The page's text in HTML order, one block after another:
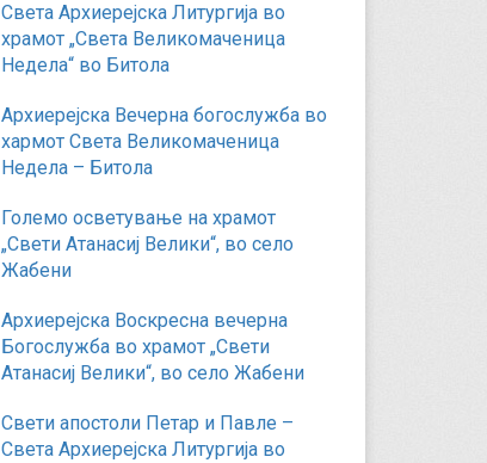
Света Архиерејска Литургија во
храмот „Света Великомаченица
Недела“ во Битола
Архиерејска Вечерна богослужба во
хармот Света Великомаченица
Недела – Битола
Големо осветување на храмот
„Свети Атанасиј Велики“, во село
Жабени
Архиерејска Воскресна вечерна
Богослужба во храмот „Свети
Атанасиј Велики“, во село Жабени
Свети апостоли Петар и Павле –
Света Архиерејска Литургија во